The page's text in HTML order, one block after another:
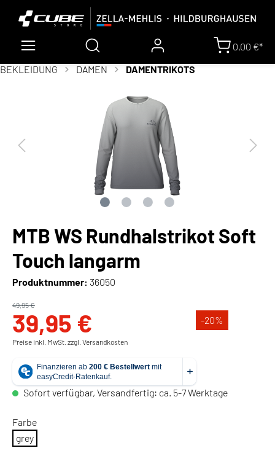
0,00 €*
BEKLEIDUNG
DAMEN DAMENTRIKOTS
MTB WS Rundhalstrikot Soft
Touch langarm
Produktnummer: 36050
39,95 € -20%
49,95 €
Preise inkl. MwSt. zzgl. Versandkosten
Sofort verfügbar, Versandfertig: ca. 5-7 Werktage
Farbe
grey